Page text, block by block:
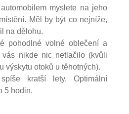
myslete na jeho
Měl by být co nejníže,
na dělohu.
pohodlné volné oblečení a
vás nikde nic netlačilo (kvůli
výskytu otoků u těhotných).
kratší lety. Optimální
5 hodin.